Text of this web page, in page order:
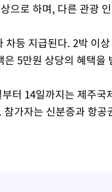
으로 하며, 다른 관광
차등 지급된다. 2박 이
은 5만원 상당의 혜택을
터 14일까지는 제주
가자는 신분증과 항